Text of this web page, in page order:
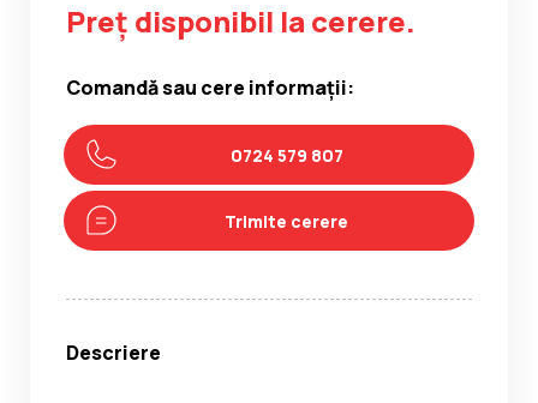
Preț disponibil la cerere.
Comandă sau cere informații:
0724 579 807
Trimite cerere
Descriere